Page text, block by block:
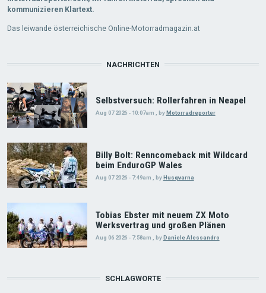
kommunizieren Klartext.
Das leiwande österreichische Online-Motorradmagazin.at
NACHRICHTEN
Selbstversuch: Rollerfahren in Neapel
Aug 07 2026 - 10:07am byMotorradreporter
Billy Bolt: Renncomeback mit Wildcard
beim EnduroGP Wales
Aug 07 2026 - 7:49am byHusqvarna
Tobias Ebster mit neuem ZX Moto
Werksvertrag und großen Plänen
Aug 06 2026 - 7:58am byDaniele Alessandro
SCHLAGWORTE